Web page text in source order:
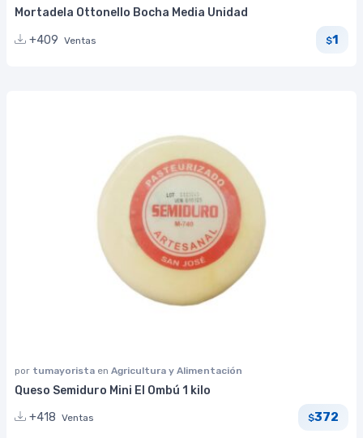
Mortadela Ottonello Bocha Media Unidad
+409 Ventas $1
por tumayorista en Agricultura y Alimentación
Queso Semiduro Mini El Ombú 1 kilo
+418 Ventas $372